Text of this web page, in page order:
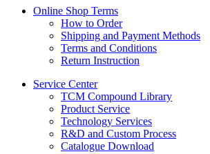
Online Shop Terms
How to Order
Shipping and Payment Methods
Terms and Conditions
Return Instruction
Service Center
TCM Compound Library
Product Service
Technology Services
R&D and Custom Process
Catalogue Download